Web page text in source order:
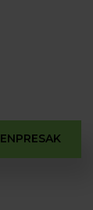
ENPRESAK